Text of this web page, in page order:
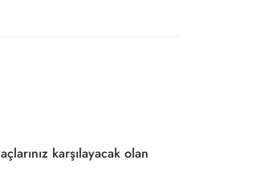
karşılayacak olan